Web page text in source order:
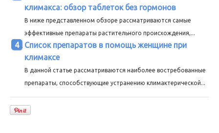
климакса: обзор таблеток без гормонов
В ниже представленном обзоре рассматриваются самые
эффективные препараты растительного происхождения,...
Список препаратов в помощь женщине при
климаксе
В данной статье рассматриваются наиболее востребованные
препараты, способствующие устранению климактерической...